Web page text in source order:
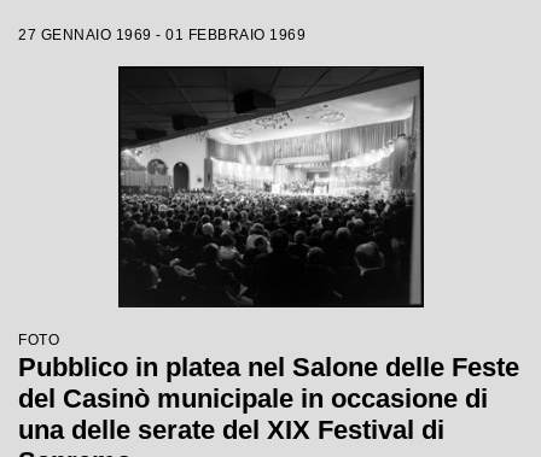
27 GENNAIO 1969 - 01 FEBBRAIO 1969
FOTO
Pubblico in platea nel Salone delle Feste
del Casinò municipale in occasione di
una delle serate del XIX Festival di